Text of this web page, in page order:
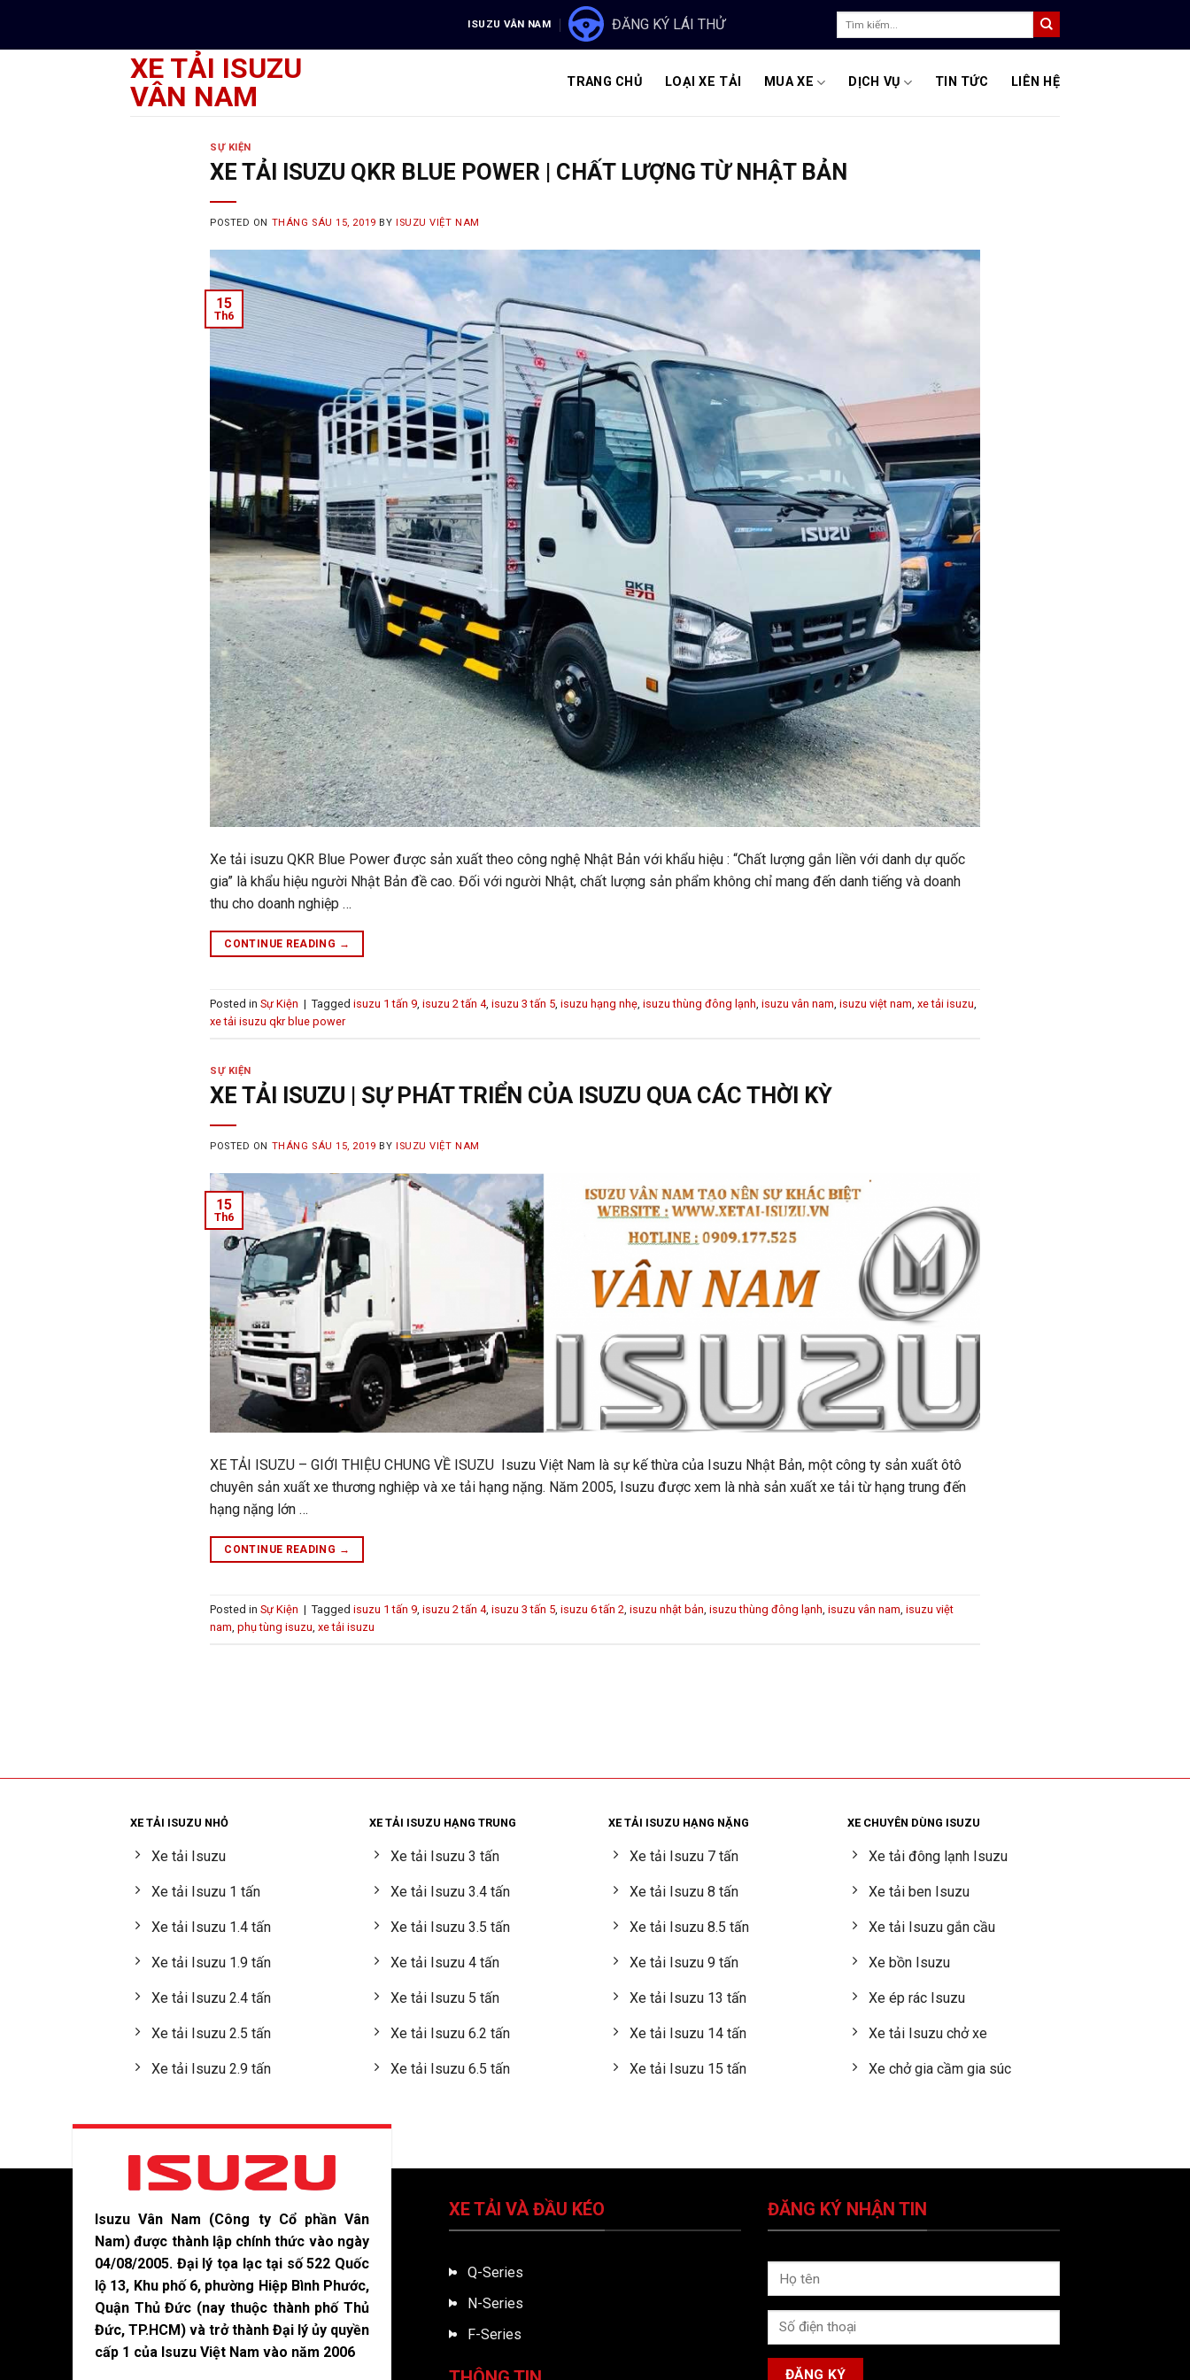
content
ISUZU VÂN NAM ĐĂNG KÝ LÁI THỬ
XE TẢI ISUZU
VÂN NAM
TRANG CHỦ LOẠI XE TẢI MUA XE DỊCH VỤ TIN TỨC LIÊN HỆ
SỰ KIỆN
XE TẢI ISUZU QKR BLUE POWER | CHẤT LƯỢNG TỪ NHẬT BẢN
POSTED ON THÁNG SÁU 15, 2019 BY ISUZU VIỆT NAM
15
Th6
Xe tải isuzu QKR Blue Power được sản xuất theo công nghệ Nhật Bản với khẩu hiệu : “Chất lượng gắn liền với danh dự quốc
gia” là khẩu hiệu người Nhật Bản đề cao. Đối với người Nhật, chất lượng sản phẩm không chỉ mang đến danh tiếng và doanh
thu cho doanh nghiệp …
CONTINUE READING →
Posted in Sự Kiện | Tagged isuzu 1 tấn 9, isuzu 2 tấn 4, isuzu 3 tấn 5, isuzu hạng nhẹ, isuzu thùng đông lạnh, isuzu vân nam, isuzu việt nam, xe tải isuzu,
xe tải isuzu qkr blue power
SỰ KIỆN
XE TẢI ISUZU | SỰ PHÁT TRIỂN CỦA ISUZU QUA CÁC THỜI KỲ
POSTED ON THÁNG SÁU 15, 2019 BY ISUZU VIỆT NAM
15
Th6
XE TẢI ISUZU – GIỚI THIỆU CHUNG VỀ ISUZU Isuzu Việt Nam là sự kế thừa của Isuzu Nhật Bản, một công ty sản xuất ôtô
chuyên sản xuất xe thương nghiệp và xe tải hạng nặng. Năm 2005, Isuzu được xem là nhà sản xuất xe tải từ hạng trung đến
hạng nặng lớn …
CONTINUE READING →
Posted in Sự Kiện | Tagged isuzu 1 tấn 9, isuzu 2 tấn 4, isuzu 3 tấn 5, isuzu 6 tấn 2, isuzu nhật bản, isuzu thùng đông lạnh, isuzu vân nam, isuzu việt
nam, phụ tùng isuzu, xe tải isuzu
XE TẢI ISUZU NHỎ
Xe tải Isuzu
Xe tải Isuzu 1 tấn
Xe tải Isuzu 1.4 tấn
Xe tải Isuzu 1.9 tấn
Xe tải Isuzu 2.4 tấn
Xe tải Isuzu 2.5 tấn
Xe tải Isuzu 2.9 tấn
XE TẢI ISUZU HẠNG TRUNG
Xe tải Isuzu 3 tấn
Xe tải Isuzu 3.4 tấn
Xe tải Isuzu 3.5 tấn
Xe tải Isuzu 4 tấn
Xe tải Isuzu 5 tấn
Xe tải Isuzu 6.2 tấn
Xe tải Isuzu 6.5 tấn
XE TẢI ISUZU HẠNG NẶNG
Xe tải Isuzu 7 tấn
Xe tải Isuzu 8 tấn
Xe tải Isuzu 8.5 tấn
Xe tải Isuzu 9 tấn
Xe tải Isuzu 13 tấn
Xe tải Isuzu 14 tấn
Xe tải Isuzu 15 tấn
XE CHUYÊN DÙNG ISUZU
Xe tải đông lạnh Isuzu
Xe tải ben Isuzu
Xe tải Isuzu gắn cầu
Xe bồn Isuzu
Xe ép rác Isuzu
Xe tải Isuzu chở xe
Xe chở gia cầm gia súc
Isuzu Vân Nam (Công ty Cổ phần Vân
Nam) được thành lập chính thức vào ngày
04/08/2005. Đại lý tọa lạc tại số 522 Quốc
lộ 13, Khu phố 6, phường Hiệp Bình Phước,
Quận Thủ Đức (nay thuộc thành phố Thủ
Đức, TP.HCM) và trở thành Đại lý ủy quyền
cấp 1 của Isuzu Việt Nam vào năm 2006
XE TẢI VÀ ĐẦU KÉO
Q-Series
N-Series
F-Series
ĐĂNG KÝ NHẬN TIN